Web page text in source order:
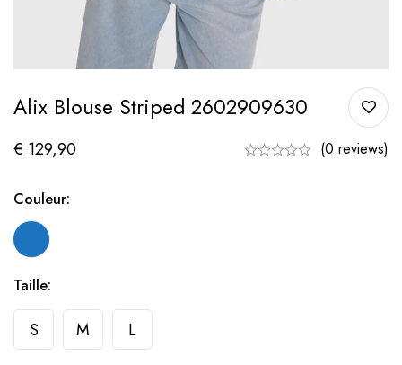
Alix Blouse Striped 2602909630
€ 129,90 (0 reviews)
Couleur:
Taille:
S M L